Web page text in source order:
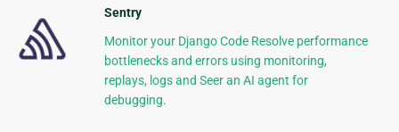
Sentry
Monitor your Django Code Resolve performance
bottlenecks and errors using monitoring,
replays, logs and Seer an AI agent for
debugging.